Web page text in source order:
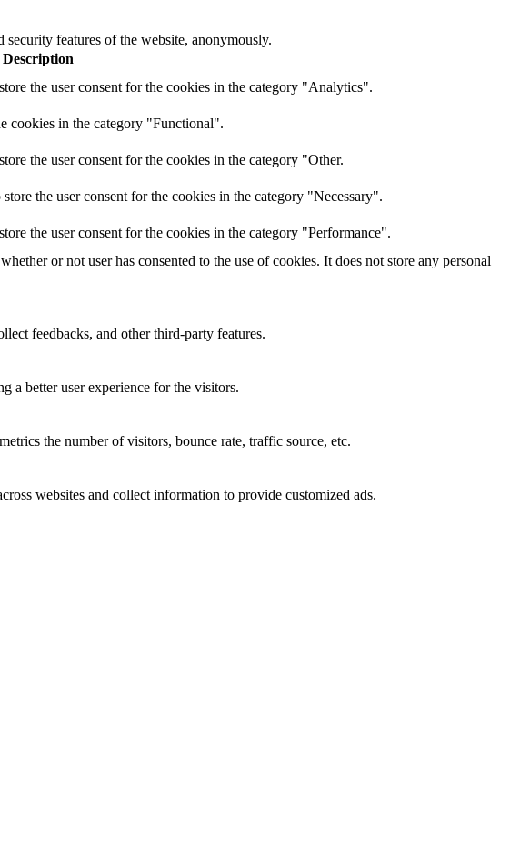
features of the website, anonymously.
Description
the user consent for the cookies in the category "Analytics".
cookies in the category "Functional".
the user consent for the cookies in the category "Other.
the user consent for the cookies in the category "Necessary".
the user consent for the cookies in the category "Performance".
or not user has consented to the use of cookies. It does not store any personal
feedbacks, and other third-party features.
a better user experience for the visitors.
the number of visitors, bounce rate, traffic source, etc.
websites and collect information to provide customized ads.